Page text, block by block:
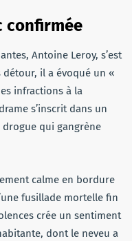
confirmée
Antoine Leroy, s’est
détour, il a évoqué un «
infractions à la
s’inscrit dans un
qui gangrène
calme en bordure
fusillade mortelle fin
crée un sentiment
dont le neveu a